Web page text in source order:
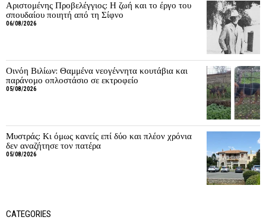
Αριστομένης Προβελέγγιος: Η ζωή και το έργο του
σπουδαίου ποιητή από τη Σίφνο
06/08/2026
Οινόη Βιλίων: Θαμμένα νεογέννητα κουτάβια και
παράνομο οπλοστάσιο σε εκτροφείο
05/08/2026
Μυστράς: Κι όμως κανείς επί δύο και πλέον χρόνια
δεν αναζήτησε τον πατέρα
05/08/2026
CATEGORIES